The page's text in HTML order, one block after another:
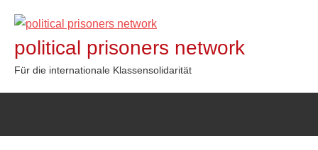
Inhalt
springen
political prisoners network
Für die internationale Klassensolidarität